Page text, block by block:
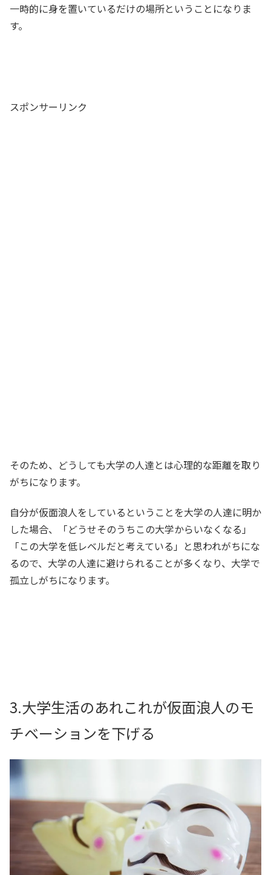
一時的に身を置いているだけの場所ということになりま
す。
スポンサーリンク
そのため、どうしても大学の人達とは心理的な距離を取り
がちになります。
自分が仮面浪人をしているということを大学の人達に明か
した場合、「どうせそのうちこの大学からいなくなる」
「この大学を低レベルだと考えている」と思われがちにな
るので、大学の人達に避けられることが多くなり、大学で
孤立しがちになります。
3.大学生活のあれこれが仮面浪人のモ
チベーションを下げる